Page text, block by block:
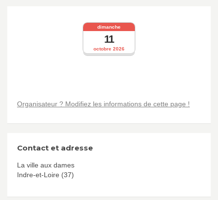
octobre 2026
dimanche
11
Organisateur ? Modifiez les informations de cette page !
Contact et adresse
La ville aux dames
Indre-et-Loire (37)